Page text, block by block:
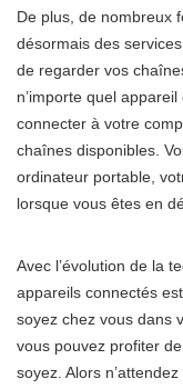
De plus, de nombreux
désormais des
de regarder vos
n’importe quel
connecter à votre
chaînes disponibles.
ordinateur portable,
lorsque vous êtes en
Avec l’évolution de la
appareils connectés
soyez chez vous dans
vous pouvez profiter
soyez. Alors